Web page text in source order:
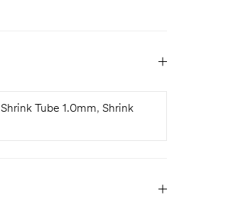
Shrink Tube 1.0mm, Shrink